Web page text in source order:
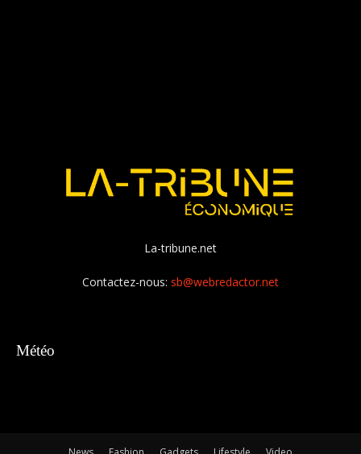
La-tribune.net
Contactez-nous: sb@webredactor.net
Météo